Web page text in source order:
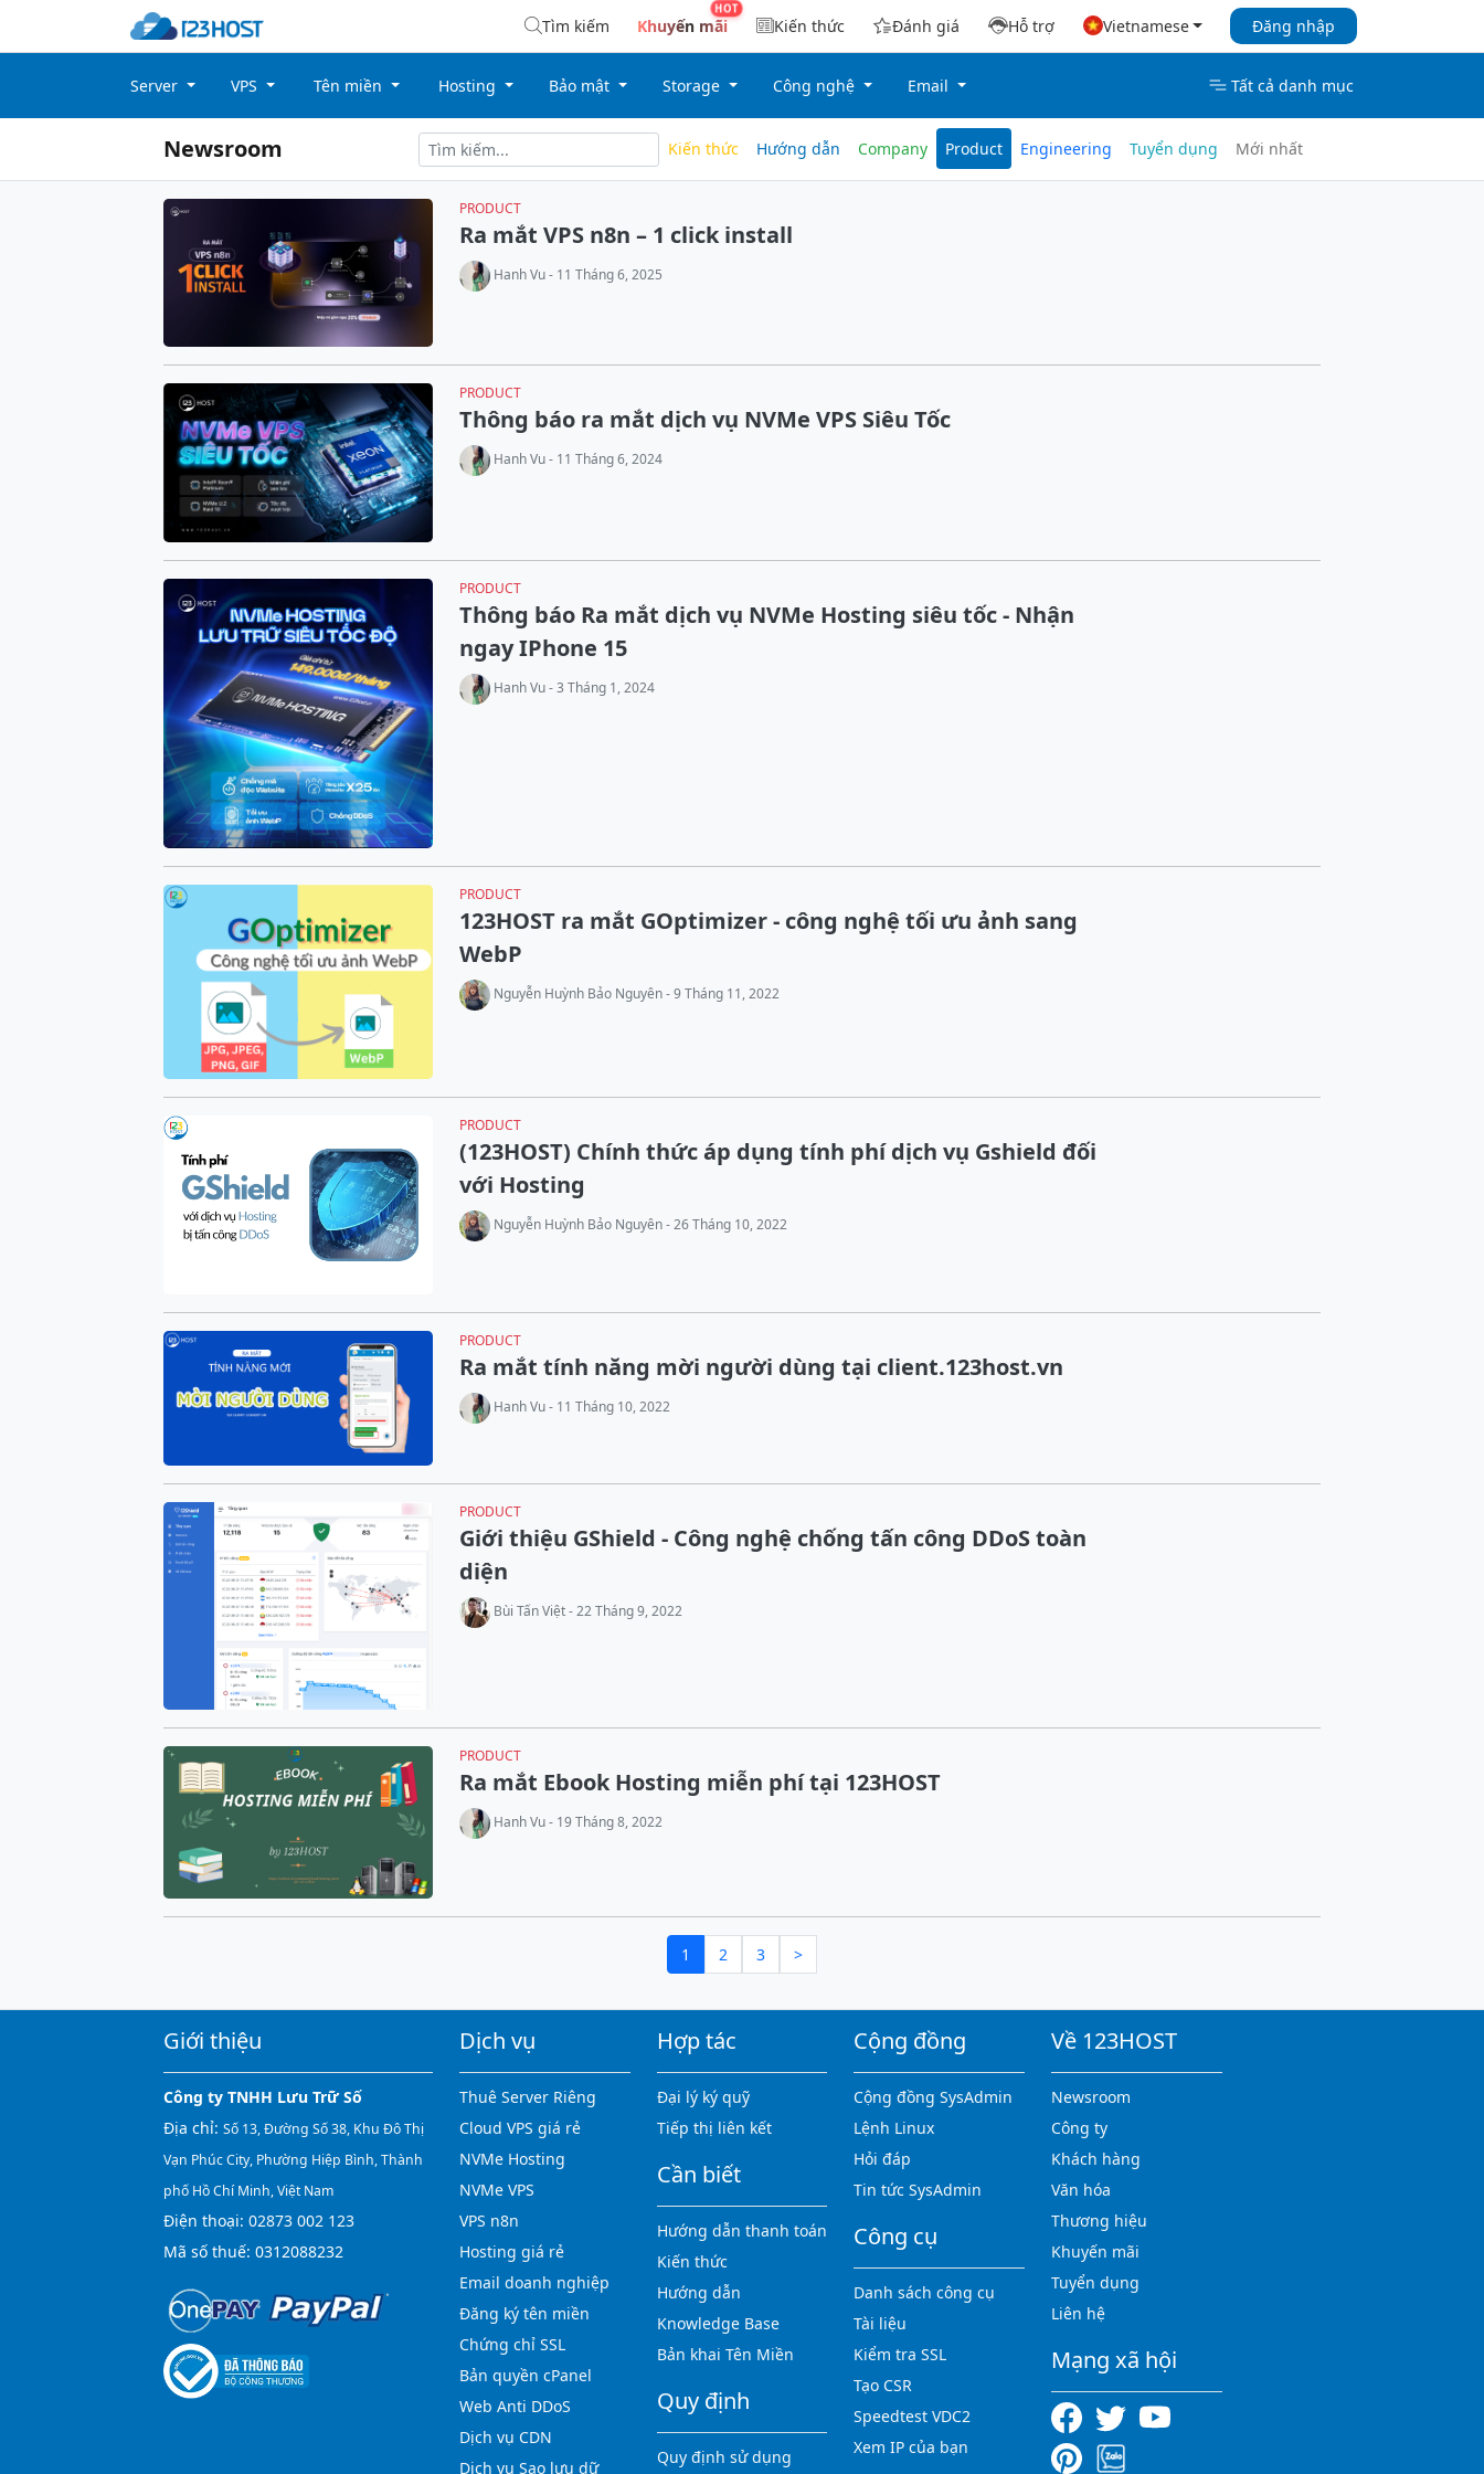
Tìm kiếm Khuyến mãi Kiến thức Đánh giá Hỗ trợ Vietnamese Đăng nhập
Server VPS Tên miền Hosting Bảo mật Storage Công nghệ Email Tất cả danh mục
Newsroom Kiến thức Hướng dẫn Company Product Engineering Tuyển dụng Mới nhất
PRODUCT
Ra mắt VPS n8n – 1 click install
Hanh Vu - 11 Tháng 6, 2025
PRODUCT
Thông báo ra mắt dịch vụ NVMe VPS Siêu Tốc
Hanh Vu - 11 Tháng 6, 2024
PRODUCT
Thông báo Ra mắt dịch vụ NVMe Hosting siêu tốc - Nhận
ngay IPhone 15
Hanh Vu - 3 Tháng 1, 2024
PRODUCT
123HOST ra mắt GOptimizer - công nghệ tối ưu ảnh sang
WebP
Nguyễn Huỳnh Bảo Nguyên - 9 Tháng 11, 2022
PRODUCT
(123HOST) Chính thức áp dụng tính phí dịch vụ Gshield đối
với Hosting
Nguyễn Huỳnh Bảo Nguyên - 26 Tháng 10, 2022
PRODUCT
Ra mắt tính năng mời người dùng tại client.123host.vn
Hanh Vu - 11 Tháng 10, 2022
PRODUCT
Giới thiệu GShield - Công nghệ chống tấn công DDoS toàn
diện
Bùi Tấn Việt - 22 Tháng 9, 2022
PRODUCT
Ra mắt Ebook Hosting miễn phí tại 123HOST
Hanh Vu - 19 Tháng 8, 2022
1 2 3 >
Giới thiệu
Công ty TNHH Lưu Trữ Số
Địa chỉ: Số 13, Đường Số 38, Khu Đô Thị
Vạn Phúc City, Phường Hiệp Bình, Thành
phố Hồ Chí Minh, Việt Nam
Điện thoại: 02873 002 123
Mã số thuế: 0312088232
Dịch vụ
Thuê Server Riêng
Cloud VPS giá rẻ
NVMe Hosting
NVMe VPS
VPS n8n
Hosting giá rẻ
Email doanh nghiệp
Đăng ký tên miền
Chứng chỉ SSL
Bản quyền cPanel
Web Anti DDoS
Dịch vụ CDN
Dịch vụ Sao lưu dữ
Hợp tác
Đại lý ký quỹ
Tiếp thị liên kết
Cần biết
Hướng dẫn thanh toán
Kiến thức
Hướng dẫn
Knowledge Base
Bản khai Tên Miền
Quy định
Quy định sử dụng
Cộng đồng
Cộng đồng SysAdmin
Lệnh Linux
Hỏi đáp
Tin tức SysAdmin
Công cụ
Danh sách công cụ
Tài liệu
Kiểm tra SSL
Tạo CSR
Speedtest VDC2
Xem IP của bạn
Về 123HOST
Newsroom
Công ty
Khách hàng
Văn hóa
Thương hiệu
Khuyến mãi
Tuyển dụng
Liên hệ
Mạng xã hội